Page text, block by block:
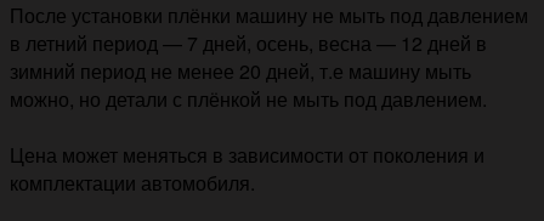
После установки плёнки машину не мыть под давлением
в летний период — 7 дней, осень, весна — 12 дней в
зимний период не менее 20 дней, т.е машину мыть
можно, но детали с плёнкой не мыть под давлением.
Цена может меняться в зависимости от поколения и
комплектации автомобиля.